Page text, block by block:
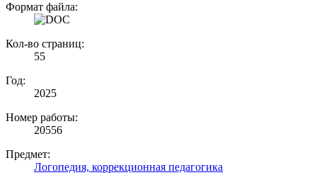
Формат файла:
Кол-во страниц:
55
Год:
2025
Номер работы:
20556
Предмет:
Логопедия, коррекционная педагогика